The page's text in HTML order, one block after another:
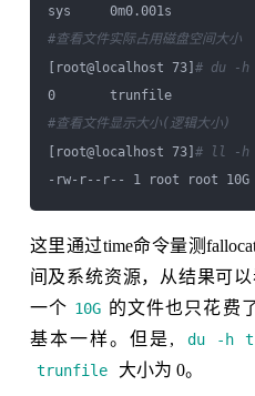
#查看文件实际占用磁盘空间大小
[root@localhost 73] # du -
0       trunfile
#查看文件显示大小(逻辑大小)
[root@localhost 73] # ll -
这里通过time命令量测
间及系统资源，从结果可以
一个 10G 的文件也只花费
基本一样。但是, du -h
trunfile 大小为 0。